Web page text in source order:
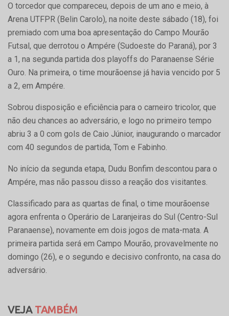
O torcedor que compareceu, depois de um ano e meio, à
Arena UTFPR (Belin Carolo), na noite deste sábado (18), foi
premiado com uma boa apresentação do Campo Mourão
Futsal, que derrotou o Ampére (Sudoeste do Paraná), por 3
a 1, na segunda partida dos playoffs do Paranaense Série
Ouro. Na primeira, o time mourãoense já havia vencido por 5
a 2, em Ampére.
Sobrou disposição e eficiência para o carneiro tricolor, que
não deu chances ao adversário, e logo no primeiro tempo
abriu 3 a 0 com gols de Caio Júnior, inaugurando o marcador
com 40 segundos de partida, Tom e Fabinho.
No início da segunda etapa, Dudu Bonfim descontou para o
Ampére, mas não passou disso a reação dos visitantes.
Classificado para as quartas de final, o time mourãoense
agora enfrenta o Operário de Laranjeiras do Sul (Centro-Sul
Paranaense), novamente em dois jogos de mata-mata. A
primeira partida será em Campo Mourão, provavelmente no
domingo (26), e o segundo e decisivo confronto, na casa do
adversário.
VEJATAMBÉM